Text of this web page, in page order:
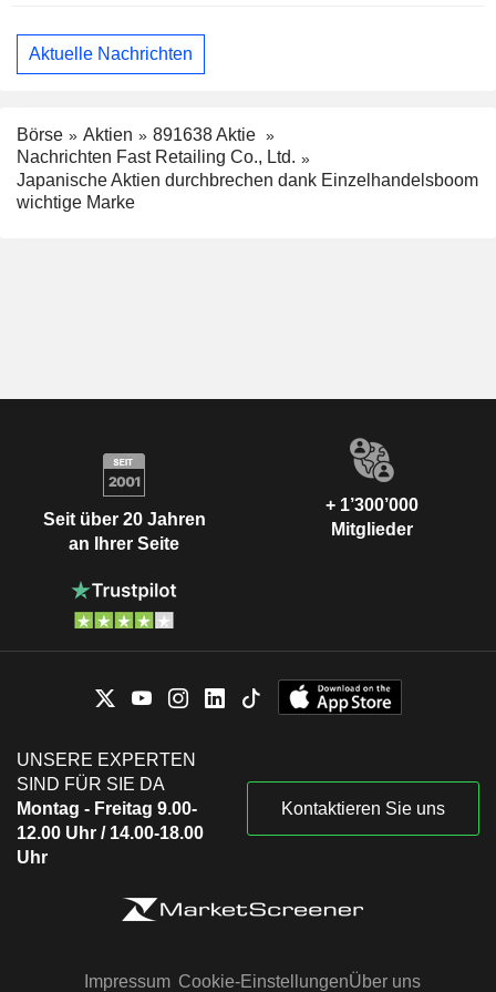
Aktuelle Nachrichten
Börse Aktien
891638 Aktie
Nachrichten Fast Retailing Co., Ltd.
Japanische Aktien durchbrechen dank Einzelhandelsboom
wichtige Marke
Seit über 20 Jahren
an Ihrer Seite
+ 1’300’000
Mitglieder
UNSERE EXPERTEN
SIND FÜR SIE DA
Montag - Freitag 9.00-
12.00 Uhr / 14.00-18.00
Uhr
Kontaktieren Sie uns
Impressum Cookie-EinstellungenÜber uns